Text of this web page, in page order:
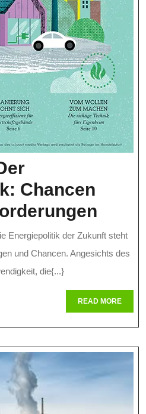
Chancen
Der
Und
Energiepolitik der Zukunft steht
und Chancen. Angesichts des
die{...}
READ MOREREAD
MORE